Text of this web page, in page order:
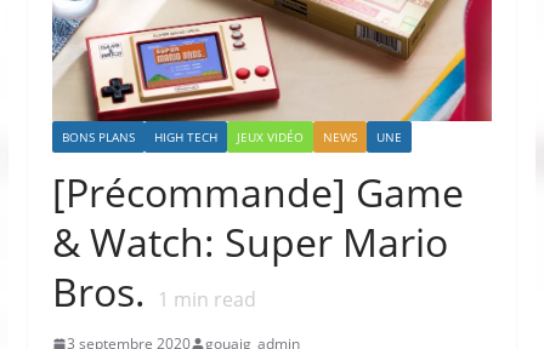
BONS PLANS HIGH TECH JEUX VIDÉO NEWS UNE
[Précommande] Game
& Watch: Super Mario
Bros.
1 min read
3 septembre 2020 gouaig_admin